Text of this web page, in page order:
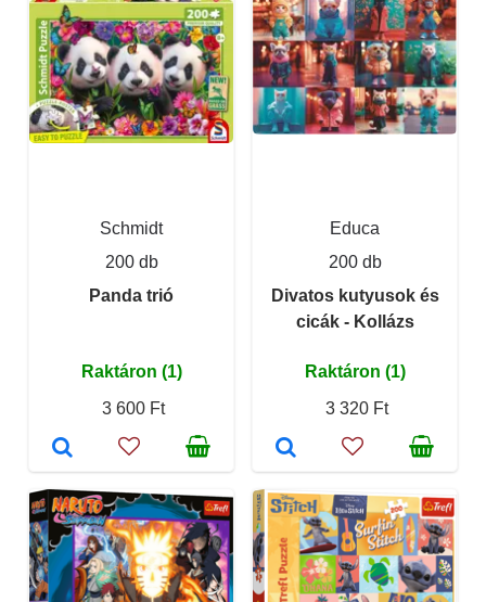
Schmidt
200 db
Panda trió
Raktáron (1)
3 600 Ft
Educa
200 db
Divatos kutyusok és
cicák - Kollázs
Raktáron (1)
3 320 Ft